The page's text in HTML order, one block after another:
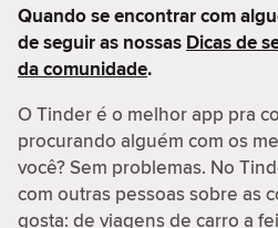
Quando se encontrar com
de seguir as nossas Dicas de
da comunidade.
O Tinder é o melhor app pra
procurando alguém com os
você? Sem problemas. No
com outras pessoas sobre as
gosta: de viagens de carro a